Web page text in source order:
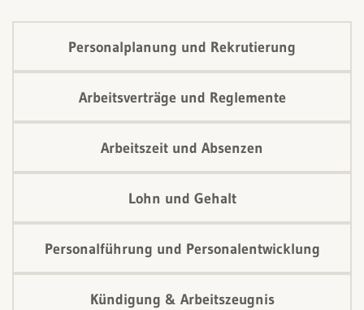
Personalplanung und Rekrutierung
Arbeitsverträge und Reglemente
Arbeitszeit und Absenzen
Lohn und Gehalt
Personalführung und Personalentwicklung
Kündigung & Arbeitszeugnis